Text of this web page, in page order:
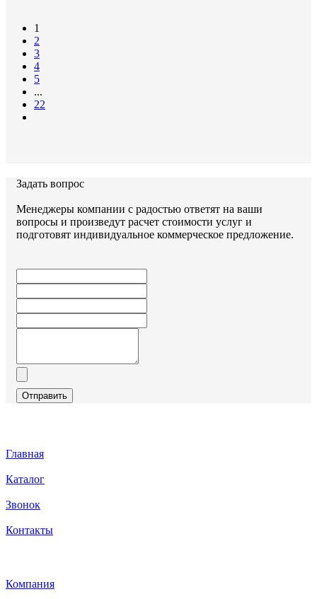
Документы:
1
2
3
4
5
...
22
Задать вопрос
Менеджеры компании с радостью ответят на ваши
вопросы и произведут расчет стоимости услуг и
подготовят индивидуальное коммерческое предложение.
Отправить
Главная
Каталог
Звонок
Контакты
Компания